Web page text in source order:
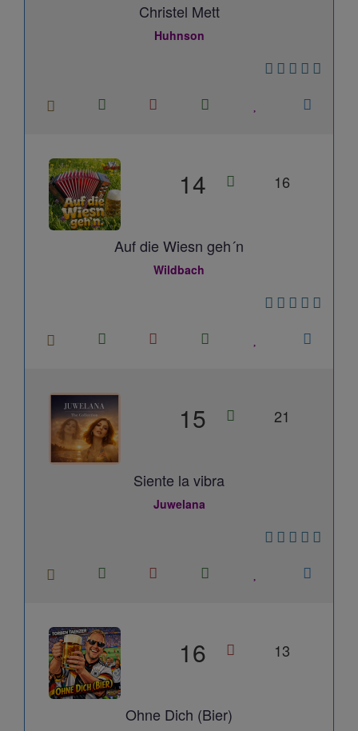
Christel Mett
Huhnson
14 16
Auf die Wiesn geh´n
Wildbach
15 21
Siente la vibra
Juwelana
16 13
Ohne Dich (Bier)